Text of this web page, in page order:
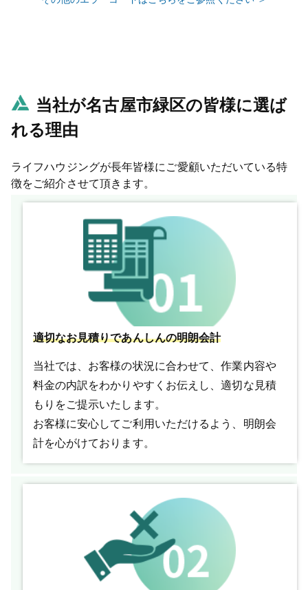
当社が名古屋市緑区の皆様に選ば
れる理由
ライフハウジングが長年皆様にご愛顧いただいている特
徴をご紹介させて頂きます。
適切なお見積りであんしんの明朗会計
当社では、お客様の状況に合わせて、作業内容や
料金の内訳をわかりやすくお伝えし、適切な見積
もりをご提示いたします。
お客様に安心してご利用いただけるよう、明朗会
計を心がけております。